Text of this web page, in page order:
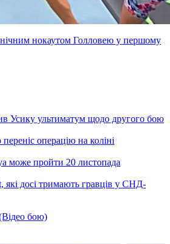
нокаутом Голловею у першому
Усику ультиматум щодо другого бою
операцію на коліні
може пройти 20 листопада
які досі тримають гравців у СНД-
бою)